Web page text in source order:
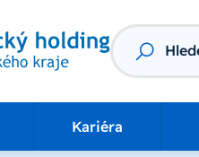
Vyhledávání
Kariéra